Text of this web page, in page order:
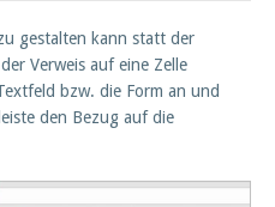
gestalten kann statt der
Verweis auf eine Zelle
bzw. die Form an und
den Bezug auf die